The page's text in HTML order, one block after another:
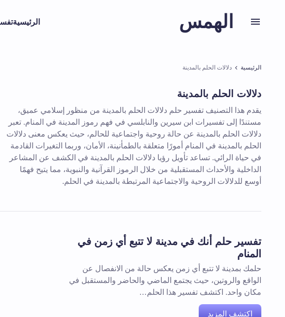
الهمس الرئيسية
الرئيسية دلالات الحلم بالمدينة
دلالات الحلم بالمدينة
يقدم هذا التصنيف تفسير حلم دلالات الحلم بالمدينة من منظور إسلامي عميق،
مستندًا إلى تفسيرات ابن سيرين والنابلسي في فهم رموز المدينة في المنام. تعبر
دلالات الحلم بالمدينة عن حالة روحية واجتماعية للحالم، حيث يعكس معنى دلالات
الحلم بالمدينة في المنام أمورًا متعلقة بالطمأنينة، الأمان، وربما التغيرات القادمة
في حياة الرائي. تساعد تأويل رؤيا دلالات الحلم بالمدينة في الكشف عن المشاعر
الداخلية والأحداث المستقبلية من خلال الرموز القرآنية والنبوية، مما يتيح فهمًا
أوسع للدلالات الروحية والاجتماعية المرتبطة بالمدينة في الحلم.
تفسير حلم أنك في مدينة لا تتبع أي زمن في
المنام
حلمك بمدينة لا تتبع أي زمن يعكس حالة من الانفصال عن
الواقع والروتين، حيث يجتمع الماضي والحاضر والمستقبل في
مكان واحد. اكتشف تفسير هذا الحلم…
اكتشف المزيد